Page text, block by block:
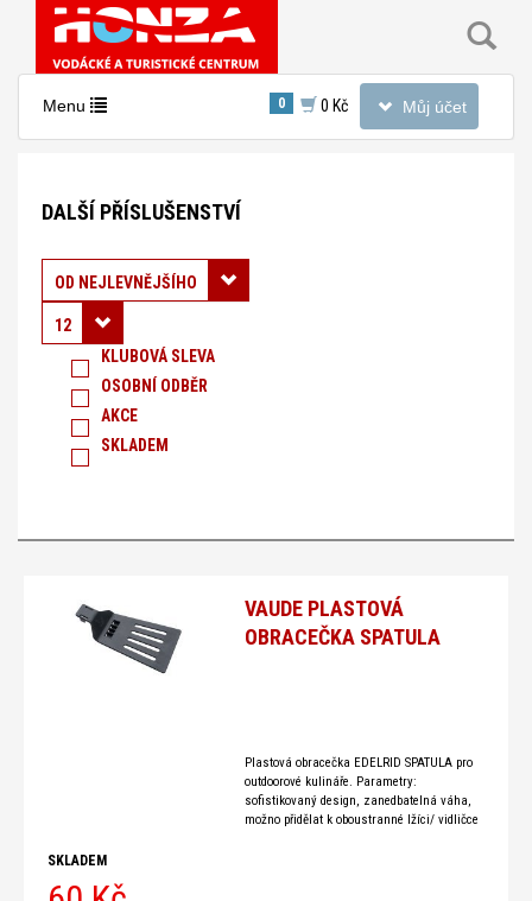
Toggle
navigation
Můj účet
Toggle
Menu 0 0 Kč
Kempink
Vařiče,
nádobí,
kempink
Outdoorové
nádobí
DALŠÍ PŘÍSLUŠENSTVÍ
Řadit podle:
OD NEJLEVNĚJŠÍHO
12
KLUBOVÁ SLEVA
OSOBNÍ ODBĚR
AKCE
SKLADEM
VAUDE PLASTOVÁ
OBRACEČKA SPATULA
Plastová obracečka EDELRID SPATULA pro
outdoorové kulináře. Parametry:
sofistikovaný design, zanedbatelná váha,
možno přidělat k oboustranné lžíci/ vidličce
SKLADEM